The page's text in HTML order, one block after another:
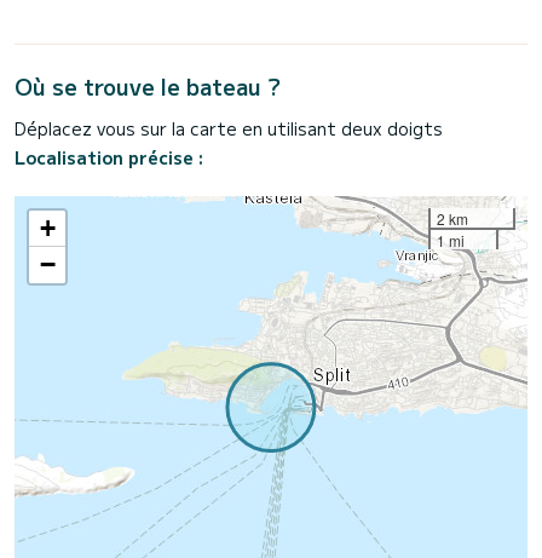
Où se trouve le bateau ?
Déplacez vous sur la carte en utilisant deux doigts
Localisation précise :
+
−
2 km
1 mi